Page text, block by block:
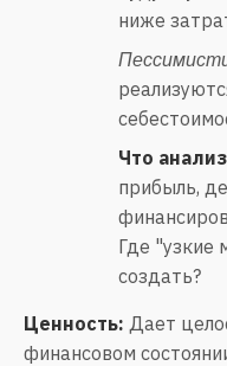
ниже
Что
прибыль,
Где "узкие
создать?
Ценность: Дает
финансовом